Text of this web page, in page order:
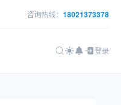
咨询热线： 18021373378
登录